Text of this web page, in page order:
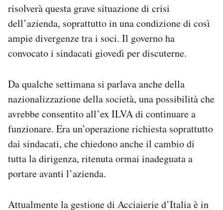
risolverà questa grave situazione di crisi
dell’azienda, soprattutto in una condizione di così
ampie divergenze tra i soci. Il governo ha
convocato i sindacati giovedì per discuterne.
Da qualche settimana si parlava anche della
nazionalizzazione della società, una possibilità che
avrebbe consentito all’ex ILVA di continuare a
funzionare. Era un’operazione richiesta soprattutto
dai sindacati, che chiedono anche il cambio di
tutta la dirigenza, ritenuta ormai inadeguata a
portare avanti l’azienda.
Attualmente la gestione di Acciaierie d’Italia è in